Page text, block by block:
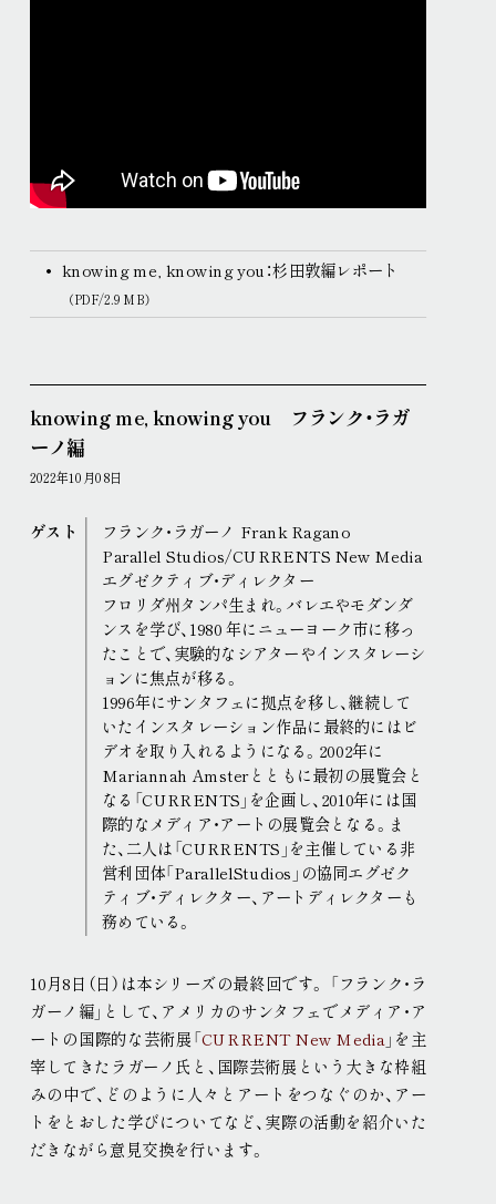
knowing me, knowing you：杉田敦編レポート
（PDF/2.9 MB）
knowing me, knowing you フランク・ラガ
ーノ編
2022年10月08日
ゲスト
フランク・ラガーノ Frank Ragano
Parallel Studios/CURRENTS New Media
エグゼクティブ・ディレクター
フロリダ州タンパ生まれ。バレエやモダンダ
ンスを学び、1980 年にニューヨーク市に移っ
たことで、実験的なシアターやインスタレーシ
ョンに焦点が移る。
1996年にサンタフェに拠点を移し、継続して
いたインスタレーション作品に最終的にはビ
デオを取り入れるようになる。2002年に
Mariannah Amsterとともに最初の展覧会と
なる「CURRENTS」を企画し、2010年には国
際的なメディア・アートの展覧会となる。ま
た、二人は「CURRENTS」を主催している非
営利団体「ParallelStudios」の協同エグゼク
ティブ・ディレクター、アートディレクターも
務めている。
10月8日（日）は本シリーズの最終回です。 「フランク・ラ
ガーノ編」として、アメリカのサンタフェでメディア・ア
ートの国際的な芸術展「CURRENT New Media 」を主
宰してきたラガーノ氏と、国際芸術展という大きな枠組
みの中で、どのように人々とアートをつなぐのか、アー
トをとおした学びについてなど、実際の活動を紹介いた
だきながら意見交換を行います。